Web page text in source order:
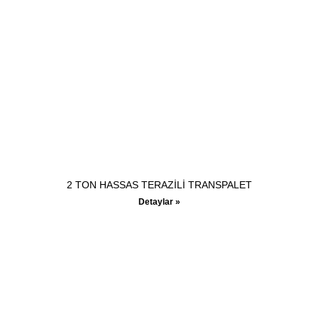
2 TON HASSAS TERAZİLİ TRANSPALET
Detaylar »